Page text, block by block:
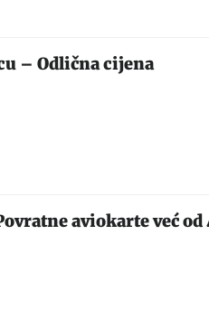
– Odlična cijena
aviokarte već od